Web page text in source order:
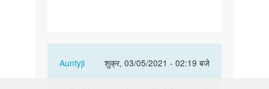
Auntyji
शुक्र, 03/05/2021 - 02:19 बजे
In